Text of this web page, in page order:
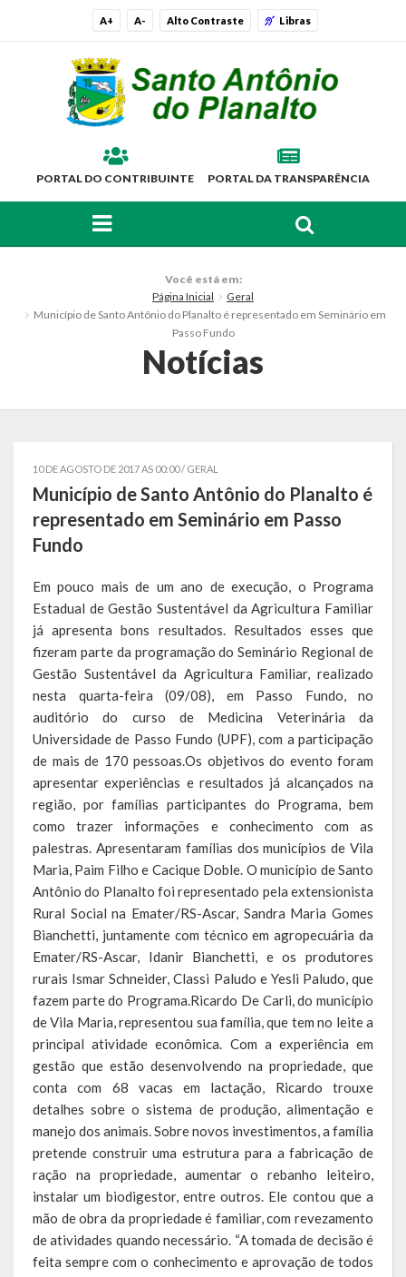
A+ A- Alto Contraste Libras
PORTAL DO CONTRIBUINTE PORTAL DA TRANSPARÊNCIA
Histórico
Administração
Administrações Anteriores
Secretarias
Estrutura e Competências
Educação e Cultura
Obras e Viação
Saúde e Assistência Social
Desenvolvimento, Indústria, Comércio, Turismo, Trânsito e
Serviços Urbanos
Cultura e Turismo
Calendário de Eventos
Galeria de Fotos
Publicações
Conselhos Municipais
Planos
Contas Públicas
Demonstrativos Contábeis
Prestação de Contas
Leis Orçamentárias
Leis e Decretos
Relatório Circunstanciado
Você está em:
Página Inicial
Geral
Município de Santo Antônio do Planalto é representado em Seminário em
Passo Fundo
Notícias
10 DE AGOSTO DE 2017 AS 00:00 / GERAL
Município de Santo Antônio do Planalto é
representado em Seminário em Passo
Fundo
Em pouco mais de um ano de execução, o Programa
Estadual de Gestão Sustentável da Agricultura Familiar
já apresenta bons resultados. Resultados esses que
fizeram parte da programação do Seminário Regional de
Gestão Sustentável da Agricultura Familiar, realizado
nesta quarta-feira (09/08), em Passo Fundo, no
auditório do curso de Medicina Veterinária da
Universidade de Passo Fundo (UPF), com a participação
de mais de 170 pessoas.Os objetivos do evento foram
apresentar experiências e resultados já alcançados na
região, por famílias participantes do Programa, bem
como trazer informações e conhecimento com as
palestras. Apresentaram famílias dos municípios de Vila
Maria, Paim Filho e Cacique Doble. O município de Santo
Antônio do Planalto foi representado pela extensionista
Rural Social na Emater/RS-Ascar, Sandra Maria Gomes
Bianchetti, juntamente com técnico em agropecuária da
Emater/RS-Ascar, Idanir Bianchetti, e os produtores
rurais Ismar Schneider, Classi Paludo e Yesli Paludo, que
fazem parte do Programa.Ricardo De Carli, do município
de Vila Maria, representou sua família, que tem no leite a
principal atividade econômica. Com a experiência em
gestão que estão desenvolvendo na propriedade, que
conta com 68 vacas em lactação, Ricardo trouxe
detalhes sobre o sistema de produção, alimentação e
manejo dos animais. Sobre novos investimentos, a família
pretende construir uma estrutura para a fabricação de
ração na propriedade, aumentar o rebanho leiteiro,
instalar um biodigestor, entre outros. Ele contou que a
mão de obra da propriedade é familiar, com revezamento
de atividades quando necessário. “A tomada de decisão é
feita sempre com o conhecimento e aprovação de todos